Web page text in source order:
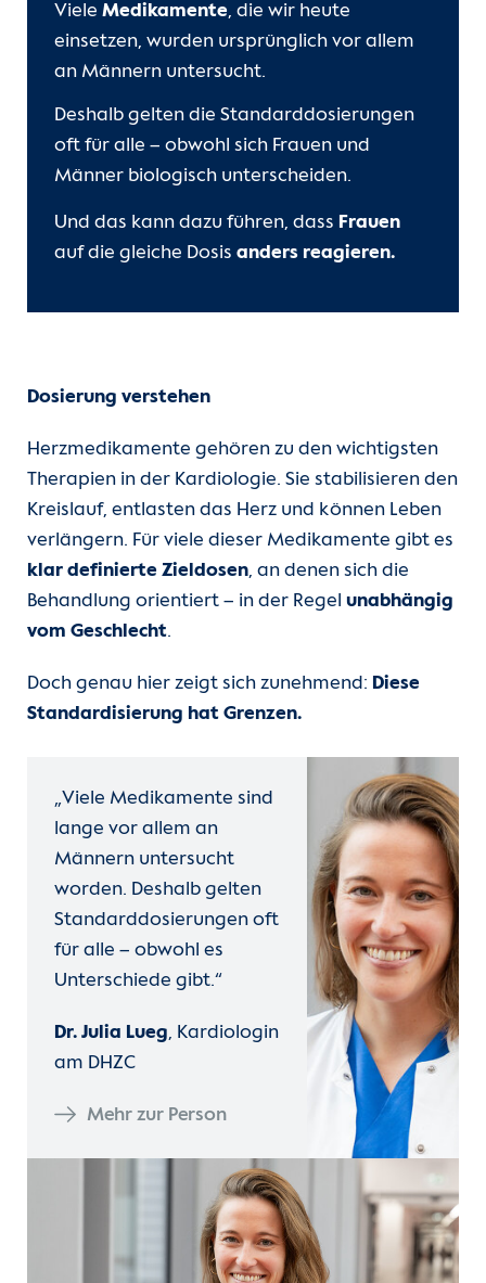
Viele Medikamente, die wir heute
einsetzen, wurden ursprünglich vor allem
an Männern untersucht.
Deshalb gelten die Standarddosierungen
oft für alle – obwohl sich Frauen und
Männer biologisch unterscheiden.
Und das kann dazu führen, dass Frauen
auf die gleiche Dosis anders reagieren.
Dosierung verstehen
Herzmedikamente gehören zu den wichtigsten
Therapien in der Kardiologie. Sie stabilisieren den
Kreislauf, entlasten das Herz und können Leben
verlängern. Für viele dieser Medikamente gibt es
klar definierte Zieldosen, an denen sich die
Behandlung orientiert – in der Regel unabhängig
vom Geschlecht.
Doch genau hier zeigt sich zunehmend: Diese
Standardisierung hat Grenzen.
„Viele Medikamente sind
lange vor allem an
Männern untersucht
worden. Deshalb gelten
Standarddosierungen oft
für alle – obwohl es
Unterschiede gibt.“
Dr. Julia Lueg, Kardiologin
am DHZC
Mehr zur Person